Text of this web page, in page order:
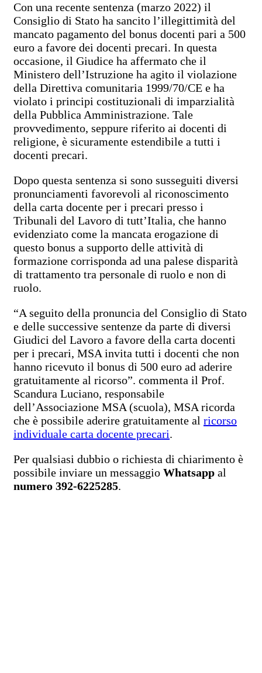
Con una recente sentenza (marzo 2022) il
Consiglio di Stato ha sancito l’illegittimità del
mancato pagamento del bonus docenti pari a 500
euro a favore dei docenti precari. In questa
occasione, il Giudice ha affermato che il
Ministero dell’Istruzione ha agito il violazione
della Direttiva comunitaria 1999/70/CE e ha
violato i principi costituzionali di imparzialità
della Pubblica Amministrazione. Tale
provvedimento, seppure riferito ai docenti di
religione, è sicuramente estendibile a tutti i
docenti precari.
Dopo questa sentenza si sono susseguiti diversi
pronunciamenti favorevoli al riconoscimento
della carta docente per i precari presso i
Tribunali del Lavoro di tutt’Italia, che hanno
evidenziato come la mancata erogazione di
questo bonus a supporto delle attività di
formazione corrisponda ad una palese disparità
di trattamento tra personale di ruolo e non di
ruolo.
“A seguito della pronuncia del Consiglio di Stato
e delle successive sentenze da parte di diversi
Giudici del Lavoro a favore della carta docenti
per i precari, MSA invita tutti i docenti che non
hanno ricevuto il bonus di 500 euro ad aderire
gratuitamente al ricorso”. commenta il Prof.
Scandura Luciano, responsabile
dell’Associazione MSA (scuola), MSA ricorda
che è possibile aderire gratuitamente al ricorso
individuale carta docente precari.
Per qualsiasi dubbio o richiesta di chiarimento è
possibile inviare un messaggio Whatsapp al
numero 392-6225285.